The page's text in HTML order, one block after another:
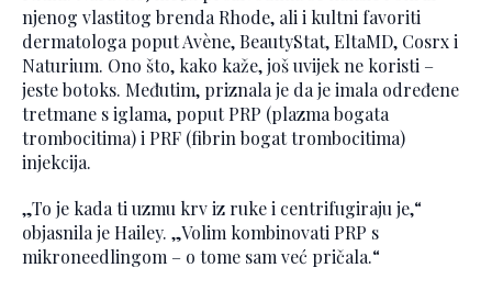
njenog vlastitog brenda Rhode, ali i kultni favoriti
dermatologa poput Avène, BeautyStat, EltaMD, Cosrx i
Naturium. Ono što, kako kaže, još uvijek ne koristi –
jeste botoks. Međutim, priznala je da je imala određene
tretmane s iglama, poput PRP (plazma bogata
trombocitima) i PRF (fibrin bogat trombocitima)
injekcija.
„To je kada ti uzmu krv iz ruke i centrifugiraju je,“
objasnila je Hailey. „Volim kombinovati PRP s
mikroneedlingom – o tome sam već pričala.“